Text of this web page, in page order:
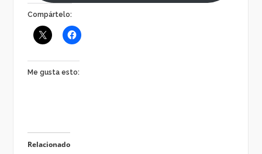
Compártelo:
Me gusta esto:
Relacionado